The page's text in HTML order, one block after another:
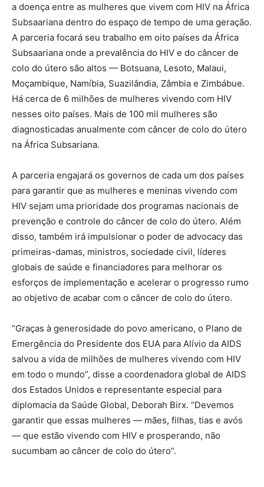
a doença entre as mulheres que vivem com HIV na África
Subsaariana dentro do espaço de tempo de uma geração.
A parceria focará seu trabalho em oito países da África
Subsaariana onde a prevalência do HIV e do câncer de
colo do útero são altos — Botsuana, Lesoto, Malaui,
Moçambique, Namíbia, Suazilândia, Zâmbia e Zimbábue.
Há cerca de 6 milhões de mulheres vivendo com HIV
nesses oito países. Mais de 100 mil mulheres são
diagnosticadas anualmente com câncer de colo do útero
na África Subsariana.
A parceria engajará os governos de cada um dos países
para garantir que as mulheres e meninas vivendo com
HIV sejam uma prioridade dos programas nacionais de
prevenção e controle do câncer de colo do útero. Além
disso, também irá impulsionar o poder de advocacy das
primeiras-damas, ministros, sociedade civil, líderes
globais de saúde e financiadores para melhorar os
esforços de implementação e acelerar o progresso rumo
ao objetivo de acabar com o câncer de colo do útero.
“Graças à generosidade do povo americano, o Plano de
Emergência do Presidente dos EUA para Alívio da AIDS
salvou a vida de milhões de mulheres vivendo com HIV
em todo o mundo”, disse a coordenadora global de AIDS
dos Estados Unidos e representante especial para
diplomacia da Saúde Global, Deborah Birx. “Devemos
garantir que essas mulheres — mães, filhas, tias e avós
— que estão vivendo com HIV e prosperando, não
sucumbam ao câncer de colo do útero”.